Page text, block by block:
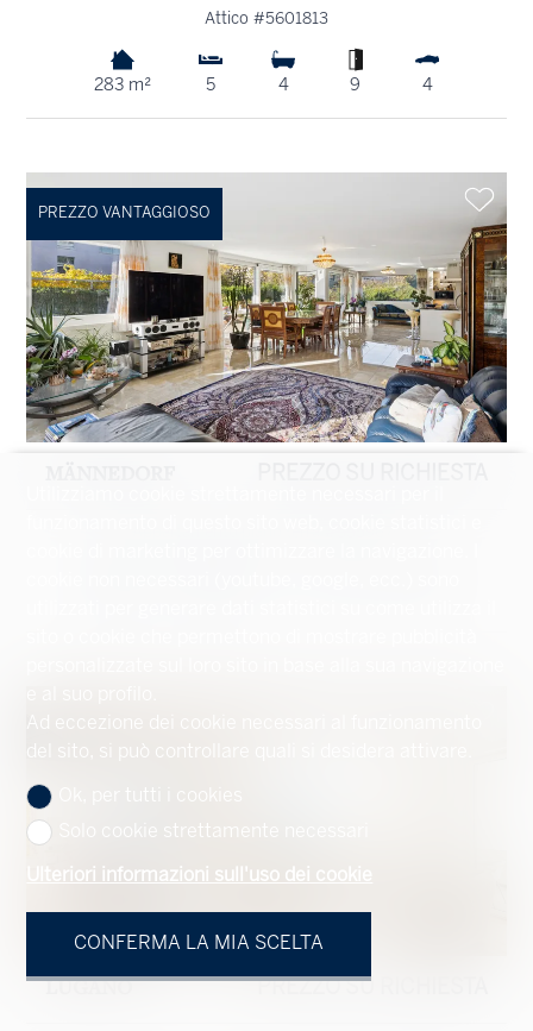
Attico #5601813
283 m² 5 4 9 4
PREZZO VANTAGGIOSO
Ad eccezione dei cookie necessari al funzionamento
del sito, si può controllare quali si desidera attivare.
Ok, per tutti i cookies
Solo cookie strettamente necessari
Ulteriori informazioni sull'uso dei cookie
CONFERMA LA MIA SCELTA